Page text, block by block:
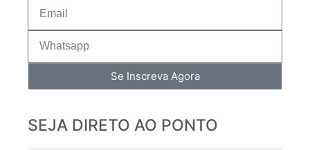
Se Inscreva Agora
SEJA DIRETO AO PONTO